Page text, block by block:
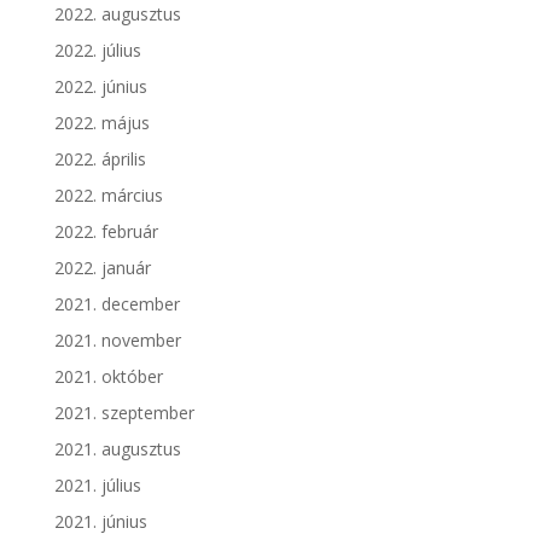
2022. augusztus
2022. július
2022. június
2022. május
2022. április
2022. március
2022. február
2022. január
2021. december
2021. november
2021. október
2021. szeptember
2021. augusztus
2021. július
2021. június